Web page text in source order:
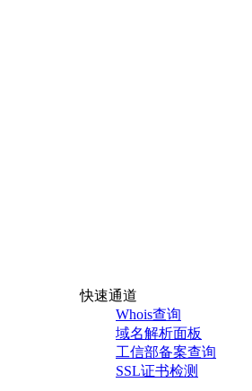
快速通道
Whois查询
域名解析面板
工信部备案查询
SSL证书检测